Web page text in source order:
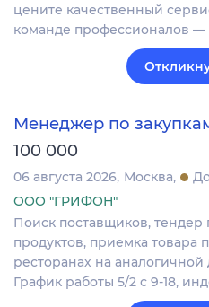
цените качественный
команде профессионалов —
Менеджер по
100 000
06 августа 2026 Москва
ООО "ГРИФОН"
Поиск поставщиков, тендер
продуктов, приемка товара
ресторанах на аналогичной
График работы 5/2 с 9-18,